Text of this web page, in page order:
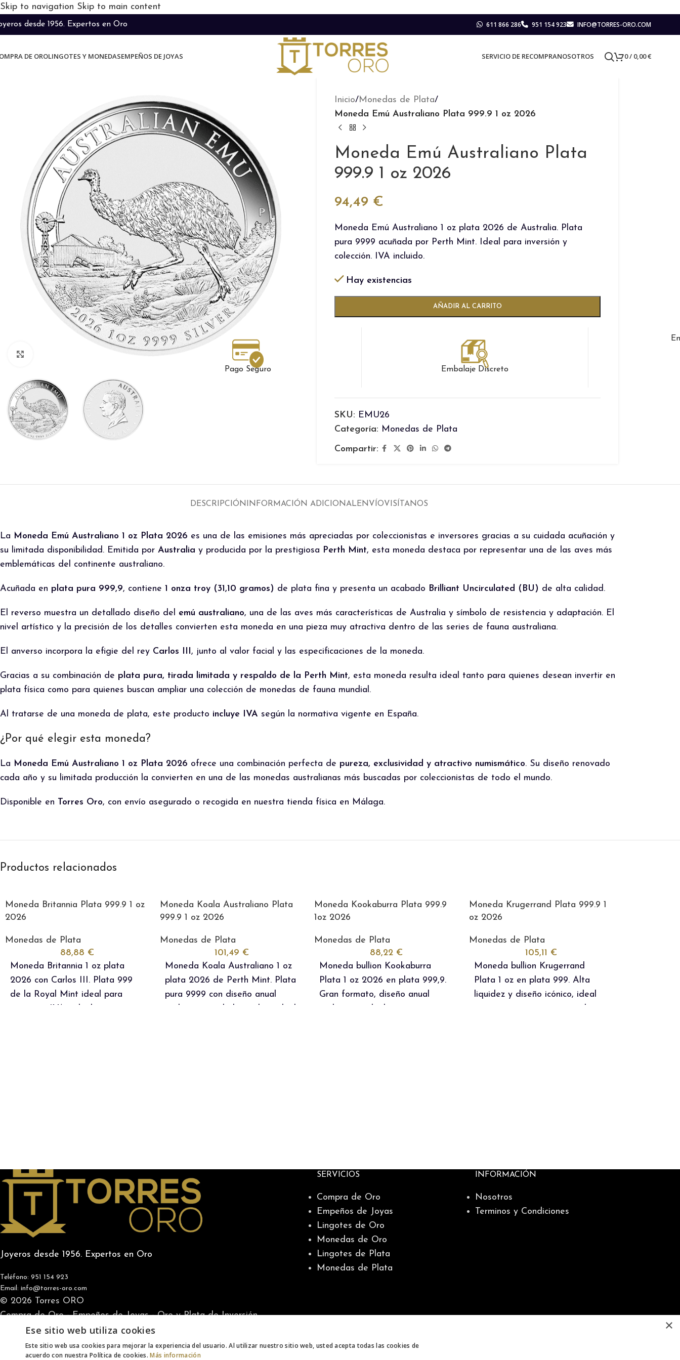
Skip to navigation Skip to main content
desde 1956. Expertos en Oro 611 866 286 951 154 923 INFO@TORRES-ORO.COM
DE OROLINGOTES Y MONEDASEMPEÑOS DE JOYAS SERVICIO DE RECOMPRANOSOTROS 0/ 0,00€
Inicio/Monedas de Plata/
Moneda Emú Australiano Plata 999.9 1 oz 2026
Moneda Emú Australiano Plata
999.9 1 oz 2026
94,49 €
Moneda Emú Australiano 1 oz plata 2026 de Australia. Plata
pura 9999 acuñada por Perth Mint. Ideal para inversión y
colección. IVA incluido.
Hay existencias
AÑADIR AL CARRITO
Pago Seguro Embalaje Discreto
SKU: EMU26
Categoría: Monedas de Plata
Compartir:
DESCRIPCIÓN INFORMACIÓN ADICIONALENVÍOVISÍTANOS
La Moneda Emú Australiano 1 oz Plata 2026 es una de las emisiones más apreciadas por coleccionistas e inversores gracias a su cuidada acuñación y
su limitada disponibilidad. Emitida por Australia y producida por la prestigiosa Perth Mint, esta moneda destaca por representar una de las aves más
emblemáticas del continente australiano.
Acuñada en plata pura 999,9, contiene 1 onza troy (31,10 gramos) de plata fina y presenta un acabado Brilliant Uncirculated (BU) de alta calidad.
El reverso muestra un detallado diseño del emú australiano, una de las aves más características de Australia y símbolo de resistencia y adaptación. El
nivel artístico y la precisión de los detalles convierten esta moneda en una pieza muy atractiva dentro de las series de fauna australiana.
El anverso incorpora la efigie del rey Carlos III, junto al valor facial y las especificaciones de la moneda.
Gracias a su combinación de plata pura, tirada limitada y respaldo de la Perth Mint, esta moneda resulta ideal tanto para quienes desean invertir en
plata física como para quienes buscan ampliar una colección de monedas de fauna mundial.
Al tratarse de una moneda de plata, este producto incluye IVA según la normativa vigente en España.
¿Por qué elegir esta moneda?
La Moneda Emú Australiano 1 oz Plata 2026 ofrece una combinación perfecta de pureza, exclusividad y atractivo numismático. Su diseño renovado
cada año y su limitada producción la convierten en una de las monedas australianas más buscadas por coleccionistas de todo el mundo.
Disponible en Torres Oro, con envío asegurado o recogida en nuestra tienda física en Málaga.
Productos relacionados
Moneda Britannia Plata 999.9 1 oz
2026
Monedas de Plata
88,88 €
Moneda Britannia 1 oz plata
2026 con Carlos III. Plata 999
de la Royal Mint ideal para
Moneda Koala Australiano Plata
999.9 1 oz 2026
Monedas de Plata
101,49 €
Moneda Koala Australiano 1 oz
plata 2026 de Perth Mint. Plata
pura 9999 con diseño anual
Moneda Kookaburra Plata 999.9
1oz 2026
Monedas de Plata
88,22 €
Moneda bullion Kookaburra
Plata 1 oz 2026 en plata 999,9.
Gran formato, diseño anual
Moneda Krugerrand Plata 999.9 1
oz 2026
Monedas de Plata
105,11 €
Moneda bullion Krugerrand
Plata 1 oz en plata 999. Alta
liquidez y diseño icónico, ideal
IVA incluido.
Joyeros desde 1956. Expertos en Oro
Teléfono: 951 154 923
Email: info@torres-oro.com
SERVICIOS
Compra de Oro
Empeños de Joyas
Lingotes de Oro
Monedas de Oro
Lingotes de Plata
Monedas de Plata
INFORMACIÓN
Nosotros
Terminos y Condiciones
© 2026 Torres ORO
Compra de Oro - Empeños de Joyas - Oro y Plata de Inversión
×
Ese sitio web utiliza cookies
Este sitio web usa cookies para mejorar la experiencia del usuario. Al utilizar nuestro sitio web, usted acepta todas las cookies de
acuerdo con nuestra Política de cookies.Más información